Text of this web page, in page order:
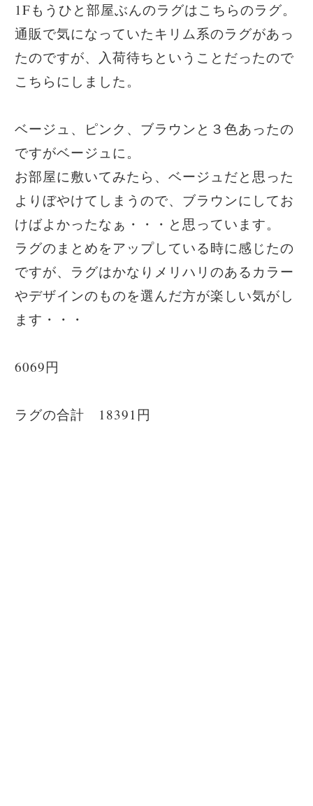
1Fもうひと部屋ぶんのラグはこちらのラグ。
通販で気になっていたキリム系のラグがあっ
たのですが、入荷待ちということだったので
こちらにしました。
ベージュ、ピンク、ブラウンと３色あったの
ですがベージュに。
お部屋に敷いてみたら、ベージュだと思った
よりぼやけてしまうので、ブラウンにしてお
けばよかったなぁ・・・と思っています。
ラグのまとめをアップしている時に感じたの
ですが、ラグはかなりメリハリのあるカラー
やデザインのものを選んだ方が楽しい気がし
ます・・・
6069円
ラグの合計 18391円